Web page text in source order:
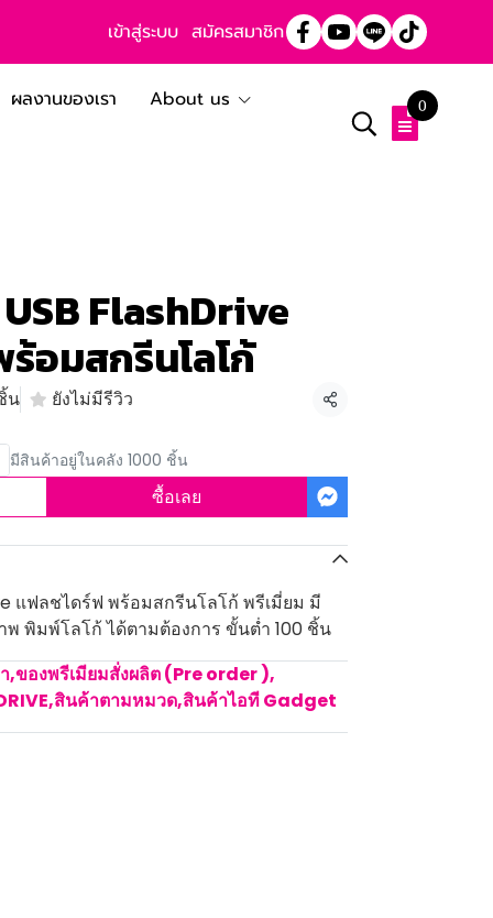
เข้าสู่ระบบ สมัครสมาชิก
ผลงานของเรา
About us
0
FlashDrive
อมสกรีนโลโก้
น ยังไม่มีรีวิว
แชร์
มีสินค้าอยู่ในคลัง 1000 ชิ้น
ซื้อเลย
แฟลชไดร์ฟ พร้อมสกรีนโลโก้ พรีเมี่ยม มี
พิมพ์โลโก้ ได้ตามต้องการ ขั้นต่ำ 100 ชิ้น
,ของพรีเมียมสั่งผลิต (Pre order ),
,สินค้าตามหมวด,สินค้าไอที Gadget